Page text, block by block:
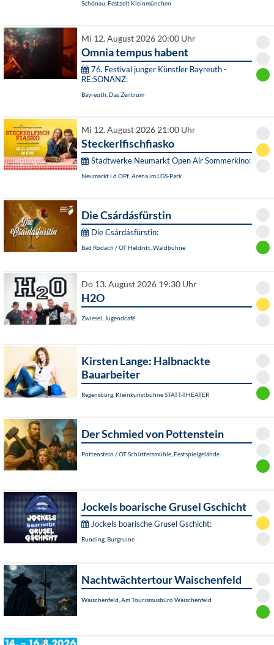
Schönau, Festzelt Kleinmünchen
Mi 12. August 2026 20:00 Uhr
Omnia tempus habent
76. Festival junger Künstler Bayreuth -
RE:SONANZ:
Bayreuth, Das Zentrum
Mi 12. August 2026 21:00 Uhr
Steckerlfischfiasko
Stadtwerke Neumarkt Open Air Sommerkino:
Neumarkt i.d.OPf., Arena im LGS-Park
Die Csárdásfürstin
Die Csárdásfürstin:
Bad Rodach / OT Heldritt, Waldbühne
Do 13. August 2026 19:30 Uhr
H2O
Zwiesel, Jugendcafé
Kirsten Lange: Halbnackte
Bauarbeiter
Regensburg, Kleinkunstbühne STATT-THEATER
Der Schmied von Pottenstein
Pottenstein / OT Schüttersmühle, Festspielgelände
Jockels boarische Grusel Gschicht
Jockels boarische Grusel Gschicht:
Runding, Burgruine
Nachtwächtertour Waischenfeld
Waischenfeld, Am Tourismusbüro Waischenfeld